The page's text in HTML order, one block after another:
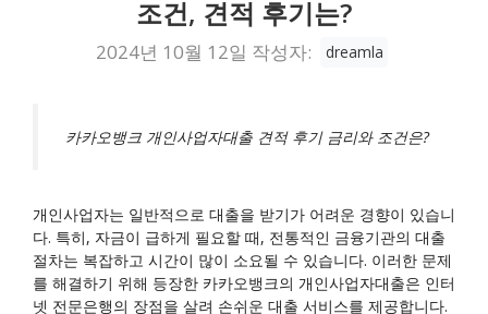
조건, 견적 후기는?
2024년 10월 12일 작성자: dreamla
카카오뱅크 개인사업자대출 견적 후기 금리와 조건은?
개인사업자는 일반적으로 대출을 받기가 어려운 경향이 있습니
다. 특히, 자금이 급하게 필요할 때, 전통적인 금융기관의 대출
절차는 복잡하고 시간이 많이 소요될 수 있습니다. 이러한 문제
를 해결하기 위해 등장한 카카오뱅크의 개인사업자대출은 인터
넷 전문은행의 장점을 살려 손쉬운 대출 서비스를 제공합니다.